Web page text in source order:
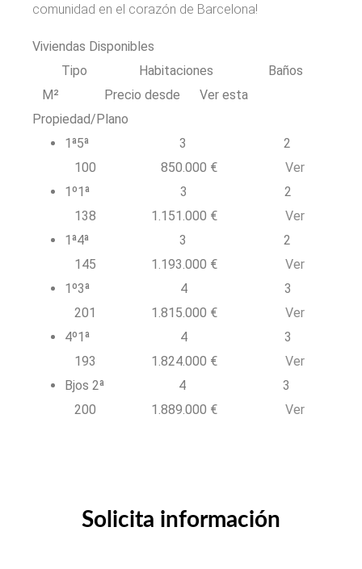
comunidad en el corazón de Barcelona!
Viviendas Disponibles
Tipo Habitaciones Baños
M² Precio desde Ver esta
Propiedad/Plano
1ª5ª 3 2
100 850.000 € Ver
1º1ª 3 2
138 1.151.000 € Ver
1ª4ª 3 2
145 1.193.000 € Ver
1º3ª 4 3
201 1.815.000 € Ver
4º1ª 4 3
193 1.824.000 € Ver
Bjos 2ª 4 3
200 1.889.000 € Ver
Solicita información